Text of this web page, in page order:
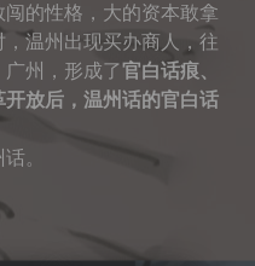
的性格，大的资本敢拿
温州出现买办商人，往
州，形成了官白话痕、
放后，温州话的官白话
。